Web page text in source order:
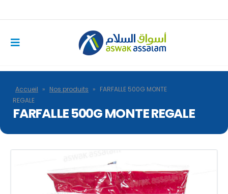
Accueil » Nos produits » FARFALLE 500G MONTE
REGALE
FARFALLE 500G MONTE REGALE